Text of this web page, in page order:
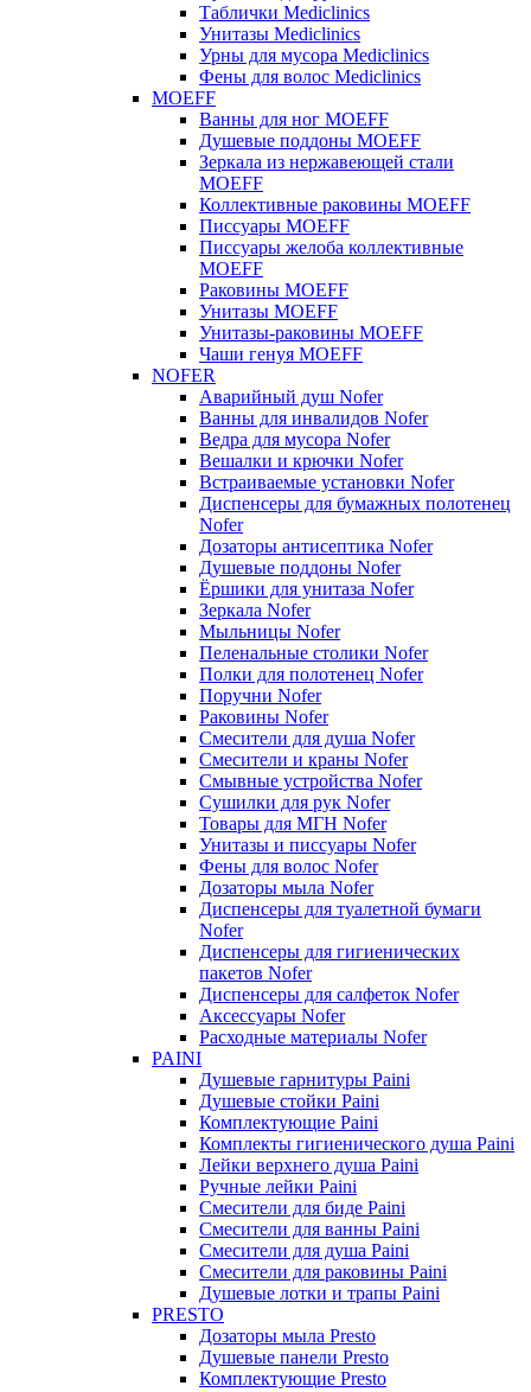
Таблички Mediclinics
Унитазы Mediclinics
Урны для мусора Mediclinics
Фены для волос Mediclinics
MOEFF
Ванны для ног MOEFF
Душевые поддоны MOEFF
Зеркала из нержавеющей стали
MOEFF
Коллективные раковины MOEFF
Писсуары MOEFF
Писсуары желоба коллективные
MOEFF
Раковины MOEFF
Унитазы MOEFF
Унитазы-раковины MOEFF
Чаши генуя MOEFF
NOFER
Аварийный душ Nofer
Ванны для инвалидов Nofer
Ведра для мусора Nofer
Вешалки и крючки Nofer
Встраиваемые установки Nofer
Диспенсеры для бумажных полотенец
Nofer
Дозаторы антисептика Nofer
Душевые поддоны Nofer
Ёршики для унитаза Nofer
Зеркала Nofer
Мыльницы Nofer
Пеленальные столики Nofer
Полки для полотенец Nofer
Поручни Nofer
Раковины Nofer
Смесители для душа Nofer
Смесители и краны Nofer
Смывные устройства Nofer
Сушилки для рук Nofer
Товары для МГН Nofer
Унитазы и писсуары Nofer
Фены для волос Nofer
Дозаторы мыла Nofer
Диспенсеры для туалетной бумаги
Nofer
Диспенсеры для гигиенических
пакетов Nofer
Диспенсеры для салфеток Nofer
Аксессуары Nofer
Расходные материалы Nofer
PAINI
Душевые гарнитуры Paini
Душевые стойки Paini
Комплектующие Paini
Комплекты гигиенического душа Paini
Лейки верхнего душа Paini
Ручные лейки Paini
Смесители для биде Paini
Смесители для ванны Paini
Смесители для душа Paini
Смесители для раковины Paini
Душевые лотки и трапы Paini
PRESTO
Дозаторы мыла Presto
Душевые панели Presto
Комплектующие Presto